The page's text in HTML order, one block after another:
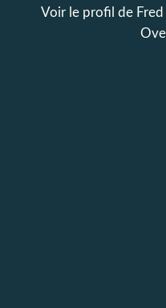
Voir le profil de